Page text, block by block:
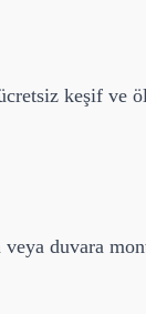
keşif ve
duvara